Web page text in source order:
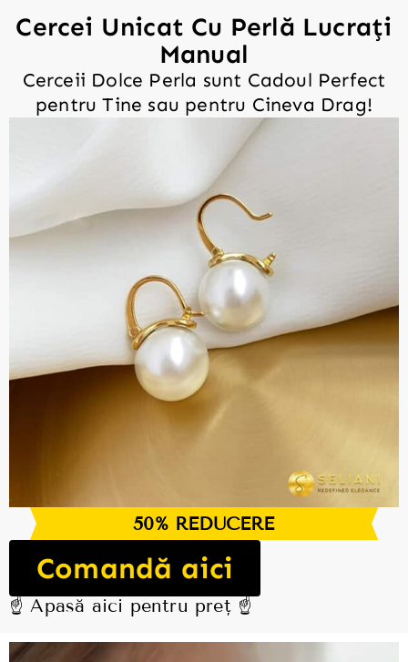
Cercei Unicat Cu Perlă Lucrați
Manual
Cerceii Dolce Perla sunt Cadoul Perfect
pentru Tine sau pentru Cineva Drag!
50% REDUCERE
Comandă aici
☝️ Apasă aici pentru preț ☝️